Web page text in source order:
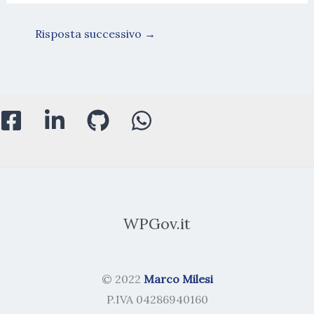
Risposta successivo →
WPGov.it
© 2022 Marco Milesi
P.IVA 04286940160